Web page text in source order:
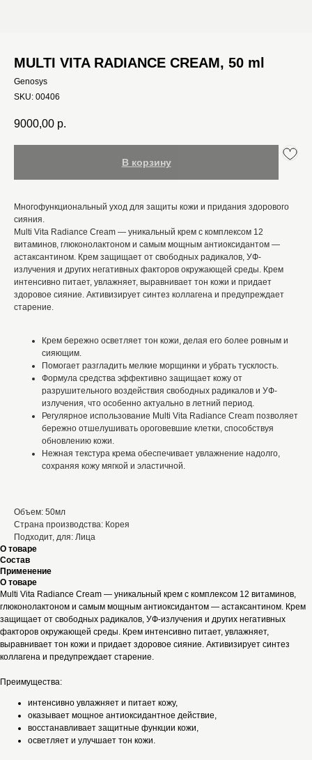
MULTI VITA RADIANCE CREAM, 50 ml
Genosys
SKU: 00406
9000,00 р.
В корзину
Многофункциональный уход для защиты кожи и придания здорового
сияния.
Multi Vita Radiance Cream — уникальный крем с комплексом 12
витаминов, глюконолактоном и самым мощным антиоксидантом —
астаксантином. Крем защищает от свободных радикалов, УФ-
излучения и других негативных факторов окружающей среды. Крем
интенсивно питает, увлажняет, выравнивает тон кожи и придает
здоровое сияние. Активизирует синтез коллагена и предупреждает
старение.
Крем бережно осветляет тон кожи, делая его более ровным и
сияющим.
Помогает разгладить мелкие морщинки и убрать тусклость.
Формула средства эффективно защищает кожу от
разрушительного воздействия свободных радикалов и УФ-
излучения, что особенно актуально в летний период.
Регулярное использование Multi Vita Radiance Cream позволяет
бережно отшелушивать ороговевшие клетки, способствуя
обновлению кожи.
Нежная текстура крема обеспечивает увлажнение надолго,
сохраняя кожу мягкой и эластичной.
Объем: 50мл
Страна производства: Корея
Подходит, для: Лица
О товаре
Состав
Применение
О товаре
Multi Vita Radiance Cream — уникальный крем с комплексом 12 витаминов,
глюконолактоном и самым мощным антиоксидантом — астаксантином. Крем
защищает от свободных радикалов, УФ-излучения и других негативных
факторов окружающей среды. Крем интенсивно питает, увлажняет,
выравнивает тон кожи и придает здоровое сияние. Активизирует синтез
коллагена и предупреждает старение.
Преимущества:
интенсивно увлажняет и питает кожу,
оказывает мощное антиоксидантное действие,
восстанавливает защитные функции кожи,
осветляет и улучшает тон кожи.